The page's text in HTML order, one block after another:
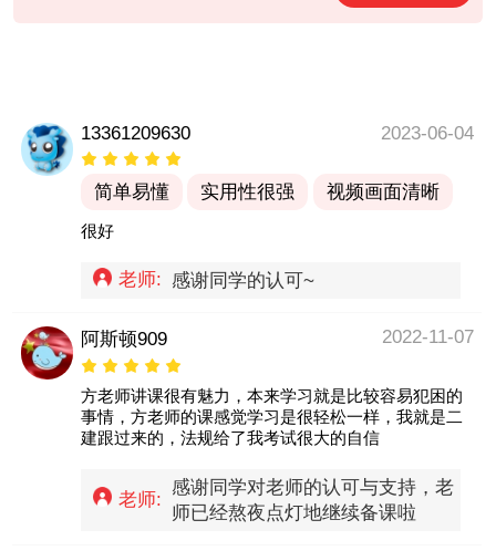
13361209630 2023-06-04
简单易懂 实用性很强 视频画面清晰
很好
老师: 感谢同学的认可~
阿斯顿909 2022-11-07
方老师讲课很有魅力，本来学习就是比较容易犯困的
事情，方老师的课感觉学习是很轻松一样，我就是二
建跟过来的，法规给了我考试很大的自信
老师:
感谢同学对老师的认可与支持，老
师已经熬夜点灯地继续备课啦